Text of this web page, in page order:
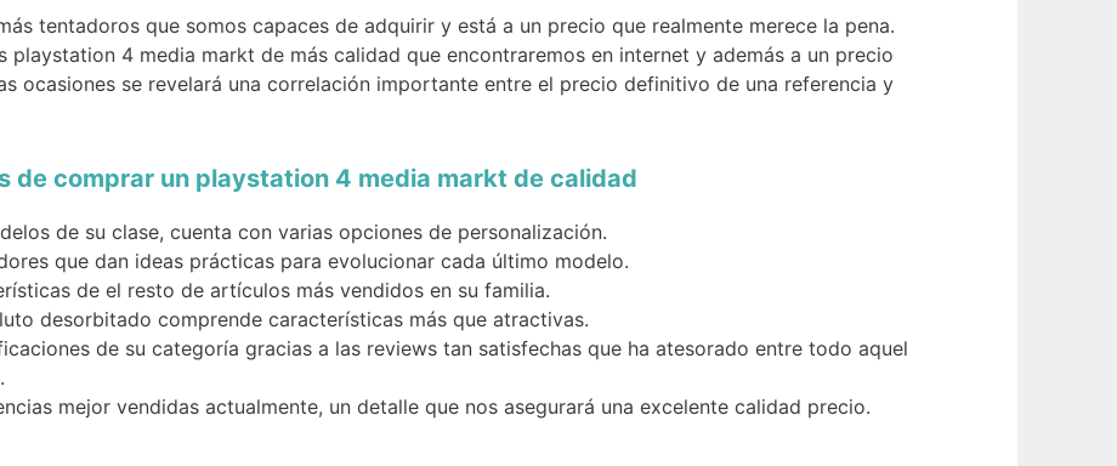
tentadoros que somos capaces de adquirir y está a un precio que realmente merece la pena.
playstation 4 media markt de más calidad que encontraremos en internet y además a un precio
ocasiones se revelará una correlación importante entre el precio definitivo de una referencia y
de comprar un playstation 4 media markt de calidad
de su clase, cuenta con varias opciones de personalización.
que dan ideas prácticas para evolucionar cada último modelo.
de el resto de artículos más vendidos en su familia.
desorbitado comprende características más que atractivas.
de su categoría gracias a las reviews tan satisfechas que ha atesorado entre todo aquel
mejor vendidas actualmente, un detalle que nos asegurará una excelente calidad precio.